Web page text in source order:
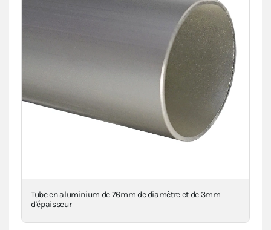
Tube en aluminium de 76mm de diamètre et de 3mm
d'épaisseur